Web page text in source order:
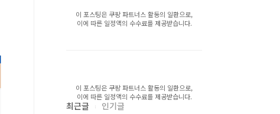
이 포스팅은 쿠팡 파트너스 활동의 일환으로,
이에 따른 일정액의 수수료를 제공받습니다.
이 포스팅은 쿠팡 파트너스 활동의 일환으로,
이에 따른 일정액의 수수료를 제공받습니다.
최근글 인기글